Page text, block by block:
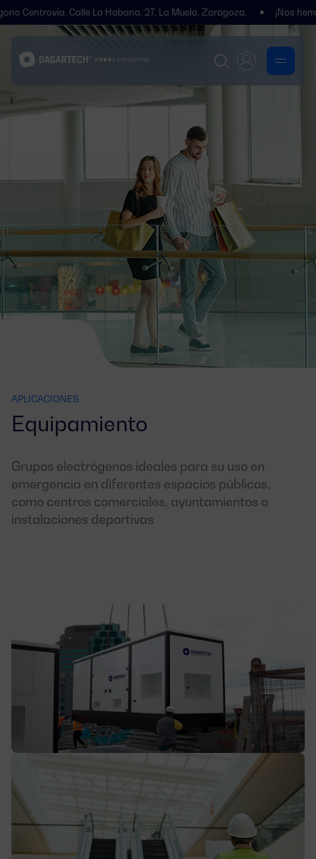
Calle La Habana, 27, La Muela, Zaragoza. ¡Nos hemos
APLICACIONES
Equipamiento
Grupos electrógenos ideales para su uso en
emergencia en diferentes espacios públicos,
como centros comerciales, ayuntamientos o
instalaciones deportivas